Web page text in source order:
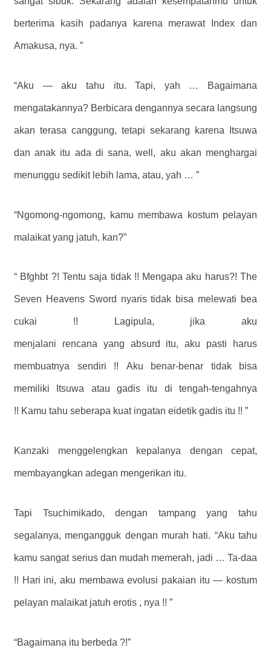
berterima kasih padanya karena merawat Index dan
Amakusa, nya. ”
“Aku — aku tahu itu. Tapi, yah … Bagaimana
mengatakannya? Berbicara dengannya secara langsung
akan terasa canggung, tetapi sekarang karena Itsuwa
dan anak itu ada di sana, well, aku akan menghargai
menunggu sedikit lebih lama, atau, yah … ”
“Ngomong-ngomong, kamu membawa kostum pelayan
malaikat yang jatuh, kan?”
“ Bfghbt ?! Tentu saja tidak !! Mengapa aku harus?! The
Seven Heavens Sword nyaris tidak bisa melewati bea
cukai !! Lagipula, jika aku
menjalani rencana yang absurd itu, aku pasti harus
membuatnya sendiri !! Aku benar-benar tidak bisa
memiliki Itsuwa atau gadis itu di tengah-tengahnya
!! Kamu tahu seberapa kuat ingatan eidetik gadis itu !! ”
Kanzaki menggelengkan kepalanya dengan cepat,
membayangkan adegan mengerikan itu.
Tapi Tsuchimikado, dengan tampang yang tahu
segalanya, mengangguk dengan murah hati. “Aku tahu
kamu sangat serius dan mudah memerah, jadi … Ta-daa
!! Hari ini, aku membawa evolusi pakaian itu — kostum
pelayan malaikat jatuh erotis , nya !! ”
“Bagaimana itu berbeda ?!”